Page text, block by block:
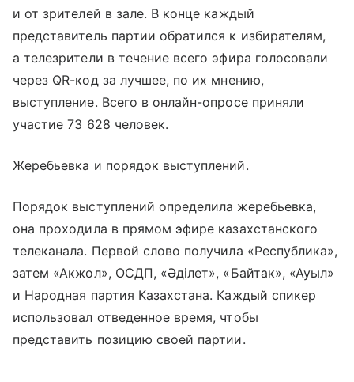
и от зрителей в зале. В конце каждый
представитель партии обратился к избирателям,
а телезрители в течение всего эфира голосовали
через QR-код за лучшее, по их мнению,
выступление. Всего в онлайн-опросе приняли
участие 73 628 человек.
Жеребьевка и порядок выступлений.
Порядок выступлений определила жеребьевка,
она проходила в прямом эфире казахстанского
телеканала. Первой слово получила «Республика»,
затем «Акжол», ОСДП, «Әділет», «Байтак», «Ауыл»
и Народная партия Казахстана. Каждый спикер
использовал отведенное время, чтобы
представить позицию своей партии.